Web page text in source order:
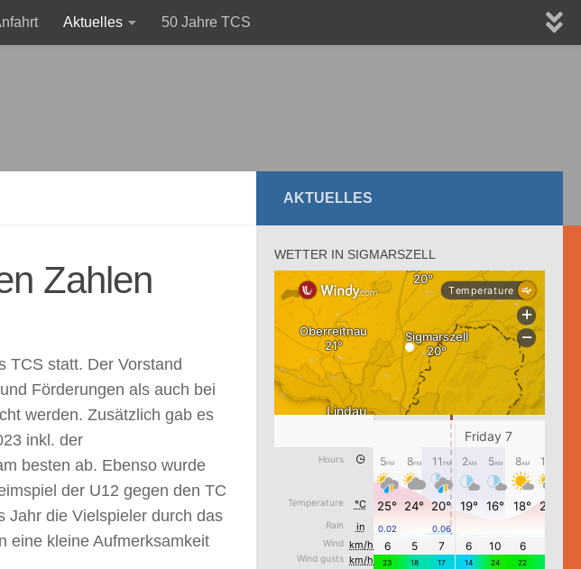
Aktuelles 50 Jahre TCS
Zahlen
TCS statt. Der Vorstand
Förderungen als auch bei
werden. Zusätzlich gab es
inkl. der
besten ab. Ebenso wurde
der U12 gegen den TC
Jahr die Vielspieler durch das
eine kleine Aufmerksamkeit
AKTUELLES
WETTER IN SIGMARSZELL